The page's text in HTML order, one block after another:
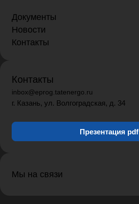
Документы
Новости
Контакты
Контакты
inbox@eprog.tatenergo.ru
г. Казань, ул. Волгоградская, д. 34
Презентация pdf
Мы на связи